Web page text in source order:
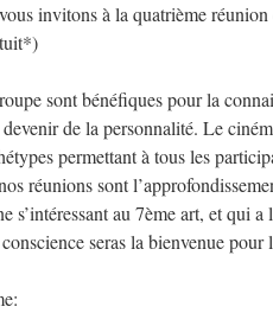
invitons à la quatrième
sont bénéfiques pour la
de la personnalité. Le
permettant à tous les
réunions sont
s’intéressant au 7ème art, et qui
seras la bienvenue pour